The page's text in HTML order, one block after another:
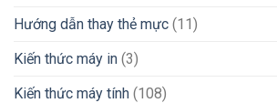
Hướng dẫn thay thẻ mực (11)
Kiến thức máy in (3)
Kiến thức máy tính (108)